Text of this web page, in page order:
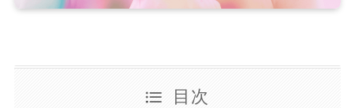
目次